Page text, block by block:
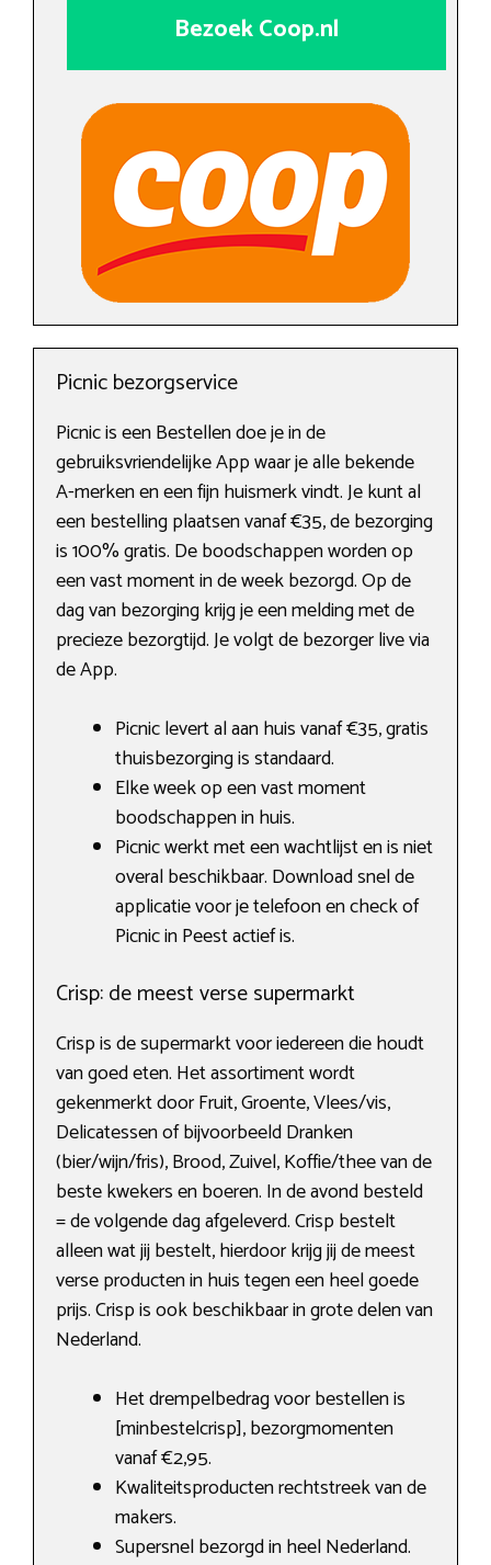
Bezoek Coop.nl
Picnic bezorgservice
Picnic is een Bestellen doe je in de
gebruiksvriendelijke App waar je alle bekende
A-merken en een fijn huismerk vindt. Je kunt al
een bestelling plaatsen vanaf €35, de bezorging
is 100% gratis. De boodschappen worden op
een vast moment in de week bezorgd. Op de
dag van bezorging krijg je een melding met de
precieze bezorgtijd. Je volgt de bezorger live via
de App.
Picnic levert al aan huis vanaf €35, gratis
thuisbezorging is standaard.
Elke week op een vast moment
boodschappen in huis.
Picnic werkt met een wachtlijst en is niet
overal beschikbaar. Download snel de
applicatie voor je telefoon en check of
Picnic in Peest actief is.
Crisp: de meest verse supermarkt
Crisp is de supermarkt voor iedereen die houdt
van goed eten. Het assortiment wordt
gekenmerkt door Fruit, Groente, Vlees/vis,
Delicatessen of bijvoorbeeld Dranken
(bier/wijn/fris), Brood, Zuivel, Koffie/thee van de
beste kwekers en boeren. In de avond besteld
= de volgende dag afgeleverd. Crisp bestelt
alleen wat jij bestelt, hierdoor krijg jij de meest
verse producten in huis tegen een heel goede
prijs. Crisp is ook beschikbaar in grote delen van
Nederland.
Het drempelbedrag voor bestellen is
[minbestelcrisp], bezorgmomenten
vanaf €2,95.
Kwaliteitsproducten rechtstreek van de
makers.
Supersnel bezorgd in heel Nederland.